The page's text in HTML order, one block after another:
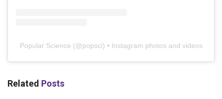
Popular Science (@popsci) • Instagram photos and videos
Related Posts